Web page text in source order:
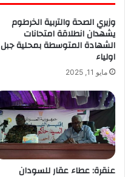
وزيري الصحة والتربية الخرطوم
يشهدان انطلاقة امتحانات
الشهادة المتوسطة بمحلية جبل
اولياء
مايو 11, 2025
عنقرة: عطاء عقار للسودان